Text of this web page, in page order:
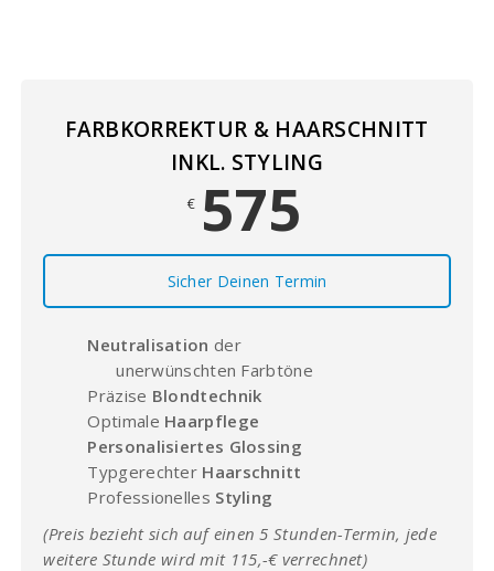
FARBKORREKTUR & HAARSCHNITT
INKL. STYLING
€ 575
Sicher Deinen Termin
Neutralisation der
unerwünschten Farbtöne
Präzise Blondtechnik
Optimale Haarpflege
Personalisiertes Glossing
Typgerechter Haarschnitt
Professionelles Styling
(Preis bezieht sich auf einen 5 Stunden-Termin, jede
weitere Stunde wird mit 115,-€ verrechnet)